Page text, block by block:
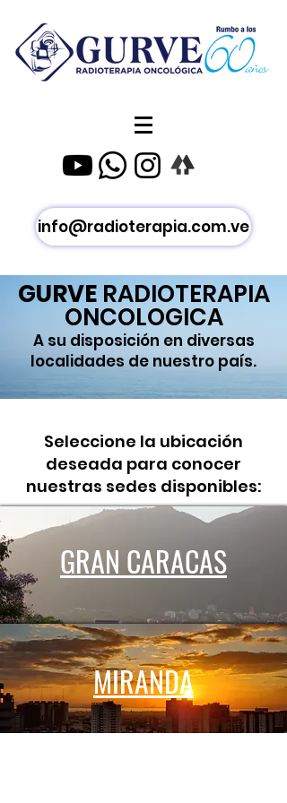
info@radioterapia.com.ve
GURVE RADIOTERAPIA
ONCOLOGICA
A su disposición en diversas
localidades de nuestro país.
Seleccione la ubicación
deseada para conocer
nuestras sedes disponibles:
GRAN CARACAS
MIRANDA